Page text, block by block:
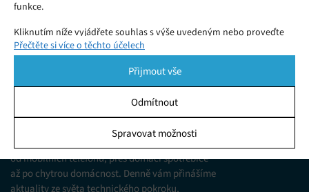
funkce.
Kliknutím níže vyjádřete souhlas s výše uvedeným nebo proveďte
podrobnější rozhodnutí. Vaše volby budou použity pouze na tomto
pomocí přepínačů v Zásadách cookies nebo kliknutím na tlačítko
Spravovat souhlas ve spodní části obrazovky.
Ukládání a/nebo přístup k informacím v zařízení, Porozumění
publiku prostřednictvím statistik nebo kombinací údajů z
různých zdrojů.
Přečtěte si více o těchto účelech
Přijmout vše
Odmítnout
Spravovat možnosti
Jsme web zajímající se o technologické novinky
od mobilních telefonů, přes domácí spotřebiče
až po chytrou domácnost. Denně vám přinášíme
aktuality ze světa technického pokroku,